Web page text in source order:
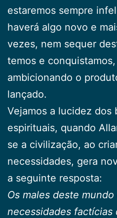
estaremos sempre
haverá algo novo e
vezes, nem sequer
temos e
ambicionando o
lançado.
Vejamos a lucidez dos
espirituais, quando
se a civilização, ao
necessidades, gera
a seguinte resposta:
Os males deste
necessidades factícias